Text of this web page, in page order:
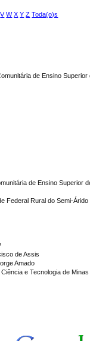
V W X Y Z Toda(o)s
de Ensino Superior
de Ensino Superior
Federal Rural do Semi-Árido
de Assis
Amado
Ciência e Tecnologia de